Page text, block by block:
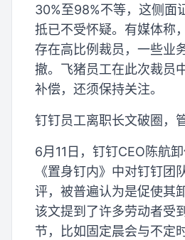
30%至98%不等，这侧面
抵已不受怀疑。有媒体称
存在高比例裁员，一些业
撤。飞猪员工在此次裁员
补偿，还须保持关注。
钉钉员工离职长文破圈，
6月11日，钉钉CEO陈航
《置身钉内》中对钉钉团
评，被普遍认为是促使其
该文提到了许多劳动者受
节，比如固定晨会与不定